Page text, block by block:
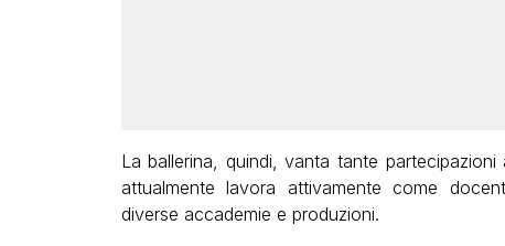
La ballerina, quindi, vanta tante partecipazioni
attualmente lavora attivamente come
diverse accademie e produzioni.